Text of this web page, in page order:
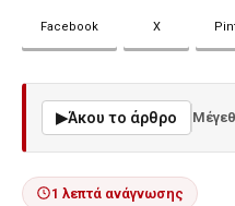
Facebook X
▶Άκου το άρθρο
1 λεπτά ανάγνωσης